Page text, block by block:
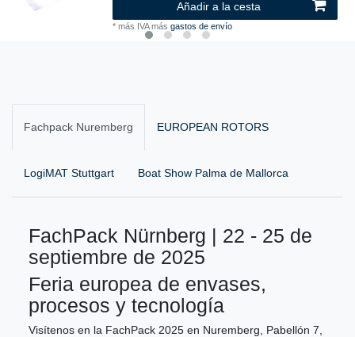
Añadir a la cesta
*más IVAmásgastos de envío
Fachpack Nuremberg EUROPEAN ROTORS
LogiMAT Stuttgart Boat Show Palma de Mallorca
FachPack Nürnberg | 22 - 25 de
septiembre de 2025
Feria europea de envases,
procesos y tecnología
Visítenos en la FachPack 2025 en Nuremberg, Pabellón 7,